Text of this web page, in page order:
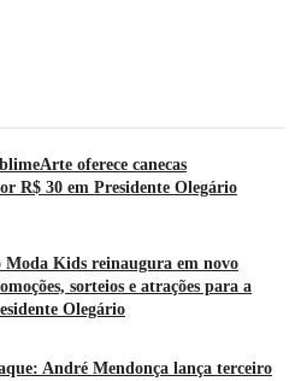
oferece canecas
R$ 30 em Presidente Olegário
Kids reinaugura em novo
sorteios e atrações para a
Olegário
André Mendonça lança terceiro